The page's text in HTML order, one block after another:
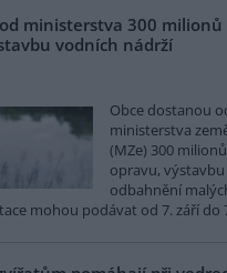
ministerstva 300
vodních nádrží
Obce dostanou
ministerstva
(MZe) 300
opravu,
odbahnění
mohou podávat od 7. září do